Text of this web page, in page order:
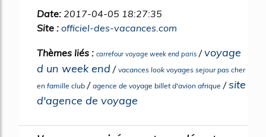
Date: 2017-04-05 18:27:35
Site : officiel-des-vacances.com
Thèmes liés : carrefour voyage week end paris /voyage
d un week end / vacances look voyages sejour pas cher
en famille club / agence de voyage billet d'avion afrique /site
d'agence de voyage